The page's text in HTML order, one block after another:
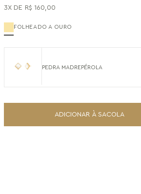
3 R$ 160,00
FOLHEADO A OURO
PEDRA MADREPÉROLA
ADICIONAR À SACOLA